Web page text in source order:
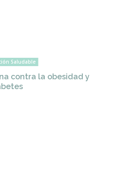
Saludable
contra la obesidad y